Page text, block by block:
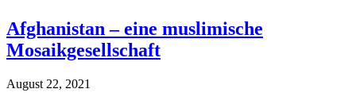
Afghanistan – eine muslimische
Mosaikgesellschaft
August 22, 2021